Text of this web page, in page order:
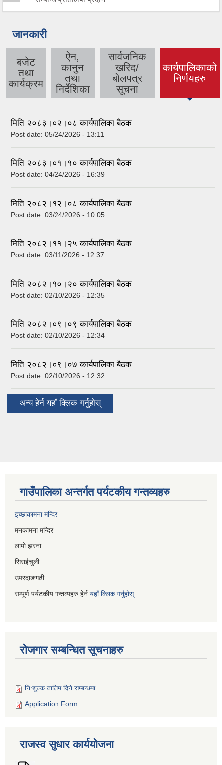
जानकारी
बजेट
तथा
कार्यक्रम
ऐन,
कानुन
तथा
निर्देशिका
सार्वजनिक
खरिद/
बोलपत्र
सूचना
कार्यपालिकाको
निर्णयहरु
(active tab)
मिति २०८३।०२।०८ कार्यपालिका बैठक
Post date: 05/24/2026 - 13:11
मिति २०८३।०१।१० कार्यपालिका बैठक
Post date: 04/24/2026 - 16:39
मिति २०८२।१२।०८ कार्यपालिका बैठक
Post date: 03/24/2026 - 10:05
मिति २०८२।११।२५ कार्यपालिका बैठक
Post date: 03/11/2026 - 12:37
मिति २०८२।१०।२० कार्यपालिका बैठक
Post date: 02/10/2026 - 12:35
मिति २०८२।०९।०९ कार्यपालिका बैठक
Post date: 02/10/2026 - 12:34
मिति २०८२।०९।०७ कार्यपालिका बैठक
Post date: 02/10/2026 - 12:32
अन्य हेर्न यहाँ क्लिक गर्नुहोस्
गाउँपालिका अन्तर्गत पर्यटकीय गन्तव्यहरु
इच्छाकामना मन्दिर
मनकामना मन्दिर
लामो झरना
सिराईचुली
उपरदाङगढी
सम्पूर्ण पर्यटकीय गन्तव्यहरु हेर्न यहाँ क्लिक गर्नुहोस्
रोजगार सम्बन्धित सूचनाहरु
नि:शुल्क तालिम दिने सम्बन्धमा
Application Form
राजस्व सुधार कार्ययोजना